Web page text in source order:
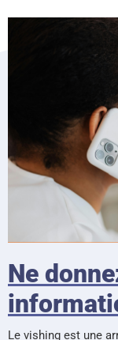
Ne
Le vishing est une